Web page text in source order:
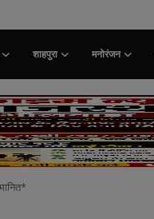
शाहपुरा मनोरंजन